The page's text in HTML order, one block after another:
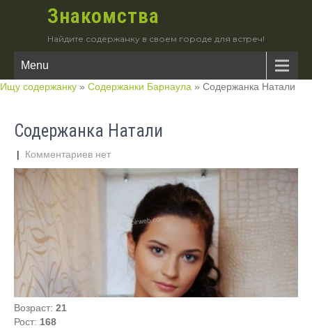
Знакомства
Найдите содержанку в своем городе для встреч!
Menu
Ищу содержанку » Содержанки Барнаула » Содержанка Натали
Содержанка Натали
| Комментариев нет
Возраст: 21
Рост: 168